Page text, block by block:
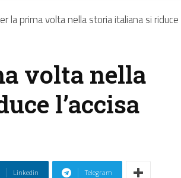
la prima volta nella storia italiana si riduce
volta nella
l’accisa
Linkedin Telegram